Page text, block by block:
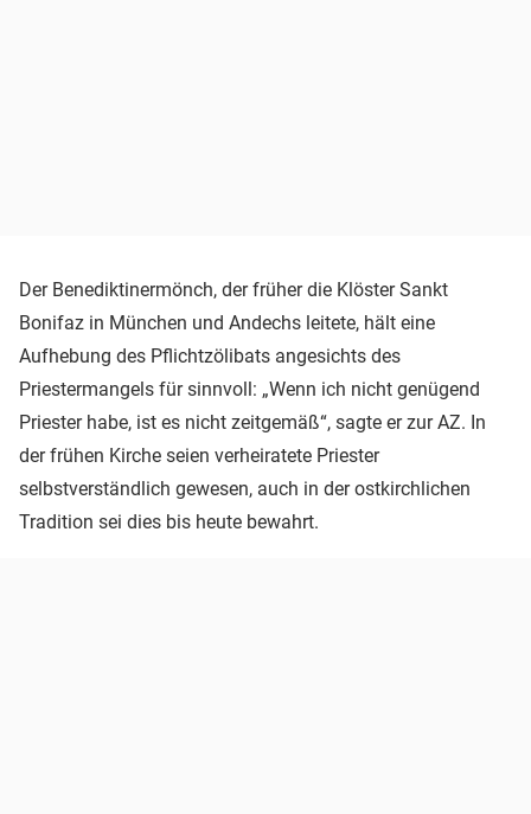
Der Benediktinermönch, der früher die Klöster Sankt
Bonifaz in München und Andechs leitete, hält eine
Aufhebung des Pflichtzölibats angesichts des
Priestermangels für sinnvoll: „Wenn ich nicht genügend
Priester habe, ist es nicht zeitgemäß“, sagte er zur AZ. In
der frühen Kirche seien verheiratete Priester
selbstverständlich gewesen, auch in der ostkirchlichen
Tradition sei dies bis heute bewahrt.